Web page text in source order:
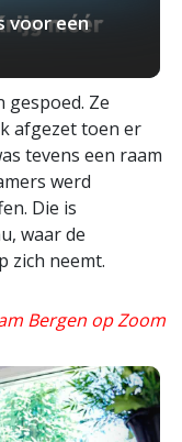
voor een
gespoed. Ze
afgezet toen er
tevens een raam
werd
Die is
waar de
zich neemt.
Bergen op Zoom